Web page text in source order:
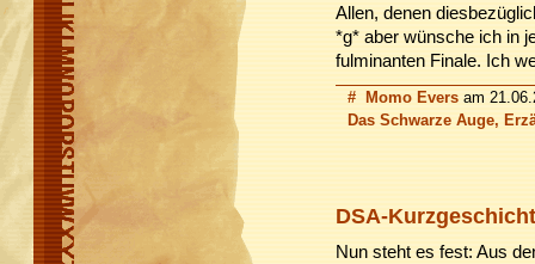
Allen, denen
*g* aber wünsche ich in
fulminanten Finale. Ich
# Momo Evers am
Das Schwarze Auge,
DSA-
Nun steht es fest: Aus